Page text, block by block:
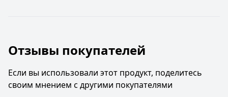
Отзывы покупателей
Если вы использовали этот продукт, поделитесь
своим мнением с другими покупателями